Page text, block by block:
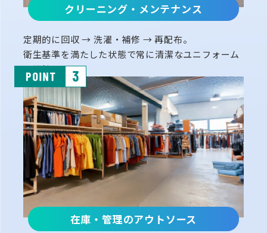
クリーニング・メンテナンス
定期的に回収 → 洗濯・補修 → 再配布。
衛生基準を満たした状態で常に清潔なユニフォーム
を維持。
在庫・管理のアウトソース